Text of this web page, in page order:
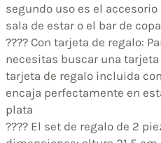
segundo uso es el
sala de estar o el bar de
???? Con tarjeta de regalo:
necesitas buscar una
tarjeta de regalo incluida
encaja perfectamente en
plata
???? El set de regalo de 2